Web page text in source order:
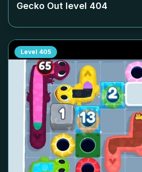
Gecko Out level 404
Level 405